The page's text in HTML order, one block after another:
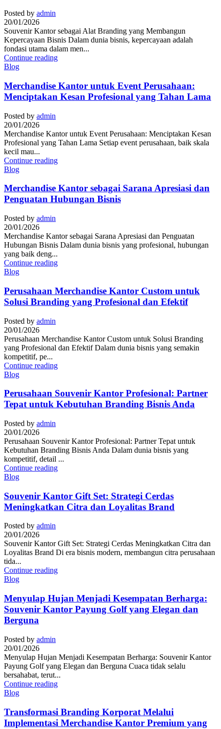
Posted by admin
20/01/2026
Souvenir Kantor sebagai Alat Branding yang Membangun
Kepercayaan Bisnis Dalam dunia bisnis, kepercayaan adalah
fondasi utama dalam men...
Continue reading
Blog
Merchandise Kantor untuk Event Perusahaan:
Menciptakan Kesan Profesional yang Tahan Lama
Posted by admin
20/01/2026
Merchandise Kantor untuk Event Perusahaan: Menciptakan Kesan
Profesional yang Tahan Lama Setiap event perusahaan, baik skala
kecil mau...
Continue reading
Blog
Merchandise Kantor sebagai Sarana Apresiasi dan
Penguatan Hubungan Bisnis
Posted by admin
20/01/2026
Merchandise Kantor sebagai Sarana Apresiasi dan Penguatan
Hubungan Bisnis Dalam dunia bisnis yang profesional, hubungan
yang baik deng...
Continue reading
Blog
Perusahaan Merchandise Kantor Custom untuk
Solusi Branding yang Profesional dan Efektif
Posted by admin
20/01/2026
Perusahaan Merchandise Kantor Custom untuk Solusi Branding
yang Profesional dan Efektif Dalam dunia bisnis yang semakin
kompetitif, pe...
Continue reading
Blog
Perusahaan Souvenir Kantor Profesional: Partner
Tepat untuk Kebutuhan Branding Bisnis Anda
Posted by admin
20/01/2026
Perusahaan Souvenir Kantor Profesional: Partner Tepat untuk
Kebutuhan Branding Bisnis Anda Dalam dunia bisnis yang
kompetitif, detail ...
Continue reading
Blog
Souvenir Kantor Gift Set: Strategi Cerdas
Meningkatkan Citra dan Loyalitas Brand
Posted by admin
20/01/2026
Souvenir Kantor Gift Set: Strategi Cerdas Meningkatkan Citra dan
Loyalitas Brand Di era bisnis modern, membangun citra perusahaan
tida...
Continue reading
Blog
Menyulap Hujan Menjadi Kesempatan Berharga:
Souvenir Kantor Payung Golf yang Elegan dan
Berguna
Posted by admin
20/01/2026
Menyulap Hujan Menjadi Kesempatan Berharga: Souvenir Kantor
Payung Golf yang Elegan dan Berguna Cuaca tidak selalu
bersahabat, terut...
Continue reading
Blog
Transformasi Branding Korporat Melalui
Implementasi Merchandise Kantor Premium yang